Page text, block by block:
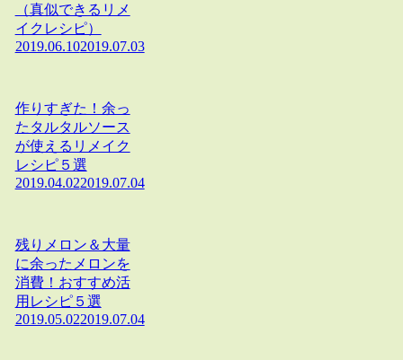
（真似できるリメ
イクレシピ）
2019.06.102019.07.03
作りすぎた！余っ
たタルタルソース
が使えるリメイク
レシピ５選
2019.04.022019.07.04
残りメロン＆大量
に余ったメロンを
消費！おすすめ活
用レシピ５選
2019.05.022019.07.04